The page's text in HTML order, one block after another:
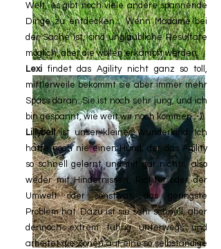
Welt, es gibt noch viele andere spannende
Dinge zu entdecken... Wenn Madame bei
der Sache ist, sind unglaubliche Resultate
möglich, aber die wollen erkämpft werden.
Lexi findet das Agility nicht ganz so toll,
mittlerweile bekommt sie aber immer mehr
Spass daran. Sie ist noch sehr jung, und ich
bin gespannt, wie weit wir noch kommen ;-))
Lillybellist unser kleines Wunderkind. Ich
hatte noch nie einen Hund, der das Agility
so schnell gelernt und mit gar nichts, also
weder mit Hindernissen, Richter oder der
Umwelt oder sonstwas, das geringste
Problem hat. Dazu ist sie sehr schnell, aber
dennoch extrem führig unterwegs und
arbeitet die Zonen auf eine so selbständige